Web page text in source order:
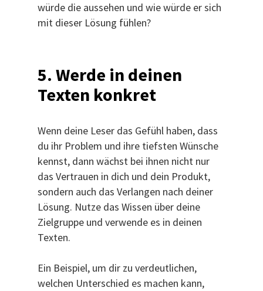
würde die aussehen und wie würde er sich
mit dieser Lösung fühlen?
5. Werde in deinen
Texten konkret
Wenn deine Leser das Gefühl haben, dass
du ihr Problem und ihre tiefsten Wünsche
kennst, dann wächst bei ihnen nicht nur
das Vertrauen in dich und dein Produkt,
sondern auch das Verlangen nach deiner
Lösung. Nutze das Wissen über deine
Zielgruppe und verwende es in deinen
Texten.
Ein Beispiel, um dir zu verdeutlichen,
welchen Unterschied es machen kann,